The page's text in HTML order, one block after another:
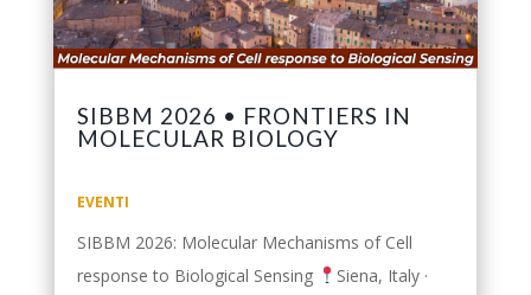
SIBBM 2026 • FRONTIERS IN
MOLECULAR BIOLOGY
EVENTI
SIBBM 2026: Molecular Mechanisms of Cell
response to Biological Sensing
Siena, Italy ·